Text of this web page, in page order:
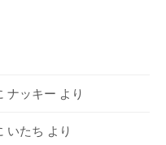
ナッキー より
いたち より